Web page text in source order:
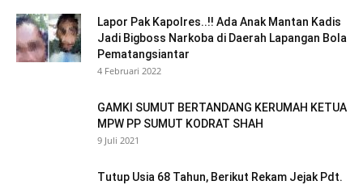
Lapor Pak Kapolres..!! Ada Anak Mantan Kadis
Jadi Bigboss Narkoba di Daerah Lapangan Bola
Pematangsiantar
4 Februari 2022
GAMKI SUMUT BERTANDANG KERUMAH KETUA
MPW PP SUMUT KODRAT SHAH
9 Juli 2021
Tutup Usia 68 Tahun, Berikut Rekam Jejak Pdt.